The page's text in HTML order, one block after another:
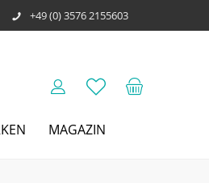
+49 (0) 3576 2155603
MAGAZIN